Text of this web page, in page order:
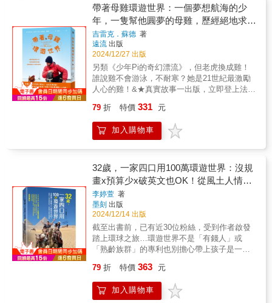
和長途卡車司機一起享用豐盛的微型流水席；
人們與歷史建築合照時，他在一位好心婦人的
家中，見到被徵召的士兵遺像。在約旦，他見
識到難民經濟的威力；在地球的另一面，他找
到巴拉圭的蔣介石。唯有脫離旅行團的制式規
劃，世界樣貌才能真正地立體而真實、刻骨銘
心。．來場不一樣的旅行如果你沒去過李易安
寫的這些地方，至少，你要看看他寫的書。如
事物。因為正如他所言：「每一段便車都是一
次獨立的經驗，卻也都有共通的敘事主軸……
連通每一個原本無關的隨機事件。如此拼貼歧
異，卻是同個故事。」他說的每一個故事，屬
事。
時候，香港已經悄悄地成為一個人，一位跟我
一直同行的旅伴，一起經歷、沉澱、思考、轉
化。//*此書為《知埞——在他方想望這城》的
全新增訂版本書特色-作者以世界各地的第三空
間為切入點，探討一座城市的無限可能性，同
時把想像延伸至香港，令大家反思我城的美麗
與荒謬-用城市規劃、建築、設計美學寫成的旅
遊文學，擴闊讀者對旅遊的眼界和深度-此書為
《知埞——在他方想望這城》的增訂版，加入
10篇新文章
帶著母雞環遊世界：一個夢想航海的少
年，一隻幫他圓夢的母雞，歷經絕地求生
的驚奇旅程(內附實景拍攝全彩圖)
吉雷克．蘇德 著
遠流 出版
2024/12/27 出版
另類《少年Pi的奇幻漂流》，但老虎換成雞！
誰說雞不會游泳，不耐寒？她是21世紀最激勵
人心的雞！&★真實故事一出版，立即登上法國
實、自然書寫分類暢銷榜★一人一雞凡經過，
必造成轟動！電視、雜誌媒體競相報導！★受
到各年齡層歡迎，亦改編成童書版《環遊世界
迫不及待地離開家鄉，前往澳洲工作，為的是
賺錢買下一艘屬於自己的「帆船」，展開獨自
環遊世界的夢想旅程。他在21歲那年，終於存
夠了錢，但只能買到一艘破舊的帆船。他原以
為稍加修整就能啟航，卻遭到所有親朋好友的
質疑：一個完全沒有航海經驗的人，沒有完善
的裝備，沒有可靠的同伴，憑著一艘尚未整修
好的破船，怎麼可能駛過波濤洶湧的大海，實
現環遊世界的計劃？但對吉雷克來說，夢想不
容等待，為「出發」做的準備也永遠不會有完
中的困難。然而，他萬萬沒想到，還未遇上真
正的挑戰，竟先遇見了一隻母雞，讓他的單人
79 折 特價 331 元
加入購物車
32歲，一家四口用100萬環遊世界：沒規
畫x預算少x破英文也OK！從風土人情到
實用技巧，開啟親子冒險全新篇章
李婷萱 著
墨刻 出版
2024/12/14 出版
截至出書前，已有近30位粉絲，受到作者啟發
踏上環球之旅…環遊世界不是「有錢人」或
「熟齡族群」的專利也別擔心帶上孩子是一種
間、背景…現在都可以訂上機票，準備出
發！ 「我總是慶幸32歲的我們，選擇了出
發…」「總以為來日方長，卻忘了世事無
79 折 特價 363 元
加入購物車